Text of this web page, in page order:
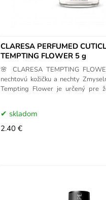
CLARESA PERFUMED
TEMPTING FLOWER 5 g
🌸 CLARESA TEMPTING
nechtovú kožičku a nechty
Tempting Flower je určený pre
skladom
2.40 €